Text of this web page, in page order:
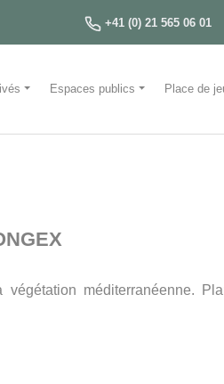
+41 (0) 21 565 06 01
Espaces publics Place de
méditerranéenne.